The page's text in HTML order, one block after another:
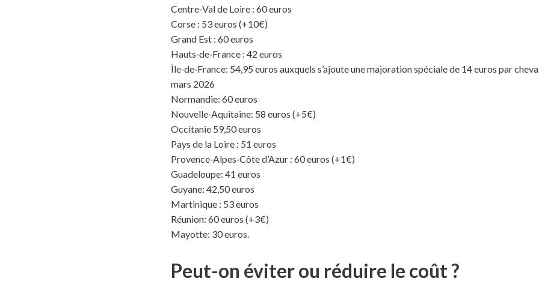
Centre‑Val de Loire : 60 euros
Corse : 53 euros (+10€)
Grand Est : 60 euros
Hauts‑de‑France : 42 euros
Île‑de‑France: 54,95 euros auxquels s’ajoute une majoration spéciale de 14 euros par
mars 2026
Normandie: 60 euros
Nouvelle‑Aquitaine: 58 euros (+5€)
Occitanie 59,50 euros
Pays de la Loire : 51 euros
Provence‑Alpes‑Côte d’Azur : 60 euros (+1€)
Guadeloupe: 41 euros
Guyane: 42,50 euros
Martinique : 53 euros
Réunion: 60 euros (+3€)
Mayotte: 30 euros.
Peut-on éviter ou réduire le coût ?